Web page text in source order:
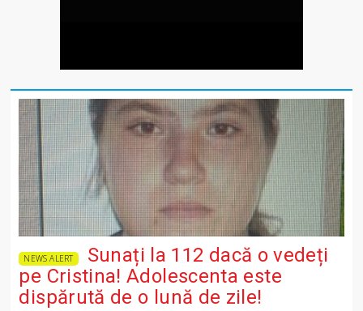
NEWS ALERT
Sunați la 112 dacă o vedeți
pe Cristina! Adolescenta este
dispărută de o lună de zile!